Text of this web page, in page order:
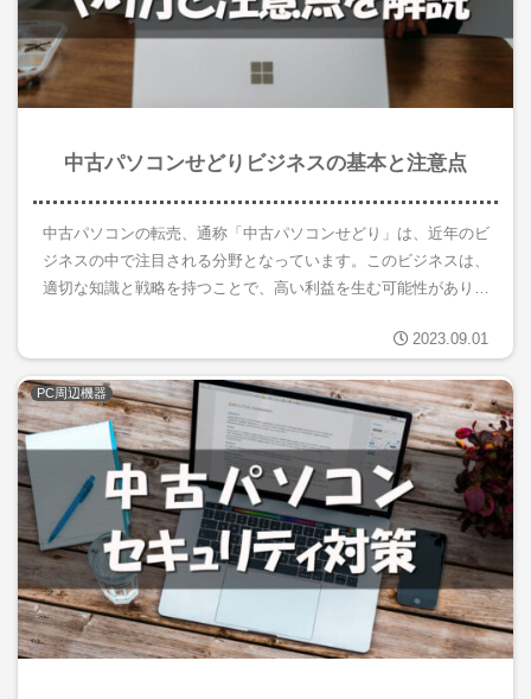
中古パソコンせどりビジネスの基本と注意点
中古パソコンの転売、通称「中古パソコンせどり」は、近年のビ
ジネスの中で注目される分野となっています。このビジネスは、
適切な知識と戦略を持つことで、高い利益を生む可能性がありま
2023.09.01
PC周辺機器